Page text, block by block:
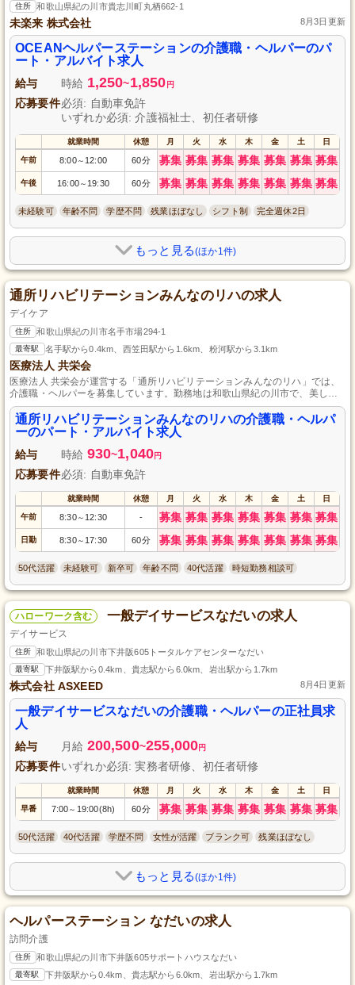
住所 和歌山県紀の川市貴志川町丸栖662-1
未楽来 株式会社 8月3日更新
OCEANヘルパーステーションの介護職・ヘルパーのパ
ート・アルバイト求人
給与 時給 1,250~1,850 円
応募要件必須: 自動車免許
いずれか必須: 介護福祉士、初任者研修
就業時間 休憩 月 火 水 木 金 土 日
午前 8:00～ 12:00 60分 募集 募集 募集 募集 募集 募集 募集
午後 16:00～ 19:30 60分 募集 募集 募集 募集 募集 募集 募集
未経験可 年齢不問 学歴不問 残業ほぼなし シフト制 完全週休2日
もっと見る(ほか1件)
通所リハビリテーションみんなのリハの求人
デイケア
住所 和歌山県紀の川市名手市場294-1
最寄駅 名手駅から0.4km、西笠田駅から1.6km、粉河駅から3.1km
医療法人 共栄会
医療法人 共栄会が運営する「通所リハビリテーションみんなのリハ」では、
介護職・ヘルパーを募集しています。勤務地は和歌山県紀の川市で、美しい
自然に囲まれた環境です。初任者研修（旧ヘルパー2級）資格をお持ちの方で
あれば、経験不問で、パート・アルバイトとして働けます。地域の皆様に貢
献しながら、やりがいのある仕事を始めませんか？今すぐご応募ください。
通所リハビリテーションみんなのリハの介護職・ヘルパ
ーのパート・アルバイト求人
給与 時給 930~1,040円
応募要件必須: 自動車免許
就業時間 休憩 月 火 水 木 金 土 日
午前 8:30～ 12:30 - 募集 募集 募集 募集 募集 募集 募集
日勤 8:30～ 17:30 60分 募集 募集 募集 募集 募集 募集 募集
50代活躍 未経験可 新卒可 年齢不問 40代活躍 時短勤務相談可
ハローワーク含む 一般デイサービスなだいの求人
デイサービス
住所 和歌山県紀の川市下井阪605トータルケアセンターなだい
最寄駅 下井阪駅から0.4km、貴志駅から6.0km、岩出駅から1.7km
株式会社 ASXEED 8月4日更新
一般デイサービスなだいの介護職・ヘルパーの正社員求
人
給与 月給 200,500~255,000円
応募要件いずれか必須: 実務者研修、初任者研修
就業時間 休憩 月 火 水 木 金 土 日
早番 7:00～ 19:00(8h) 60分 募集 募集 募集 募集 募集 募集 募集
50代活躍 40代活躍 学歴不問 女性が活躍 ブランク可 残業ほぼなし
もっと見る(ほか1件)
ヘルパーステーション なだいの求人
訪問介護
住所 和歌山県紀の川市下井阪605サポートハウスなだい
最寄駅 下井阪駅から0.4km、貴志駅から6.0km、岩出駅から1.7km